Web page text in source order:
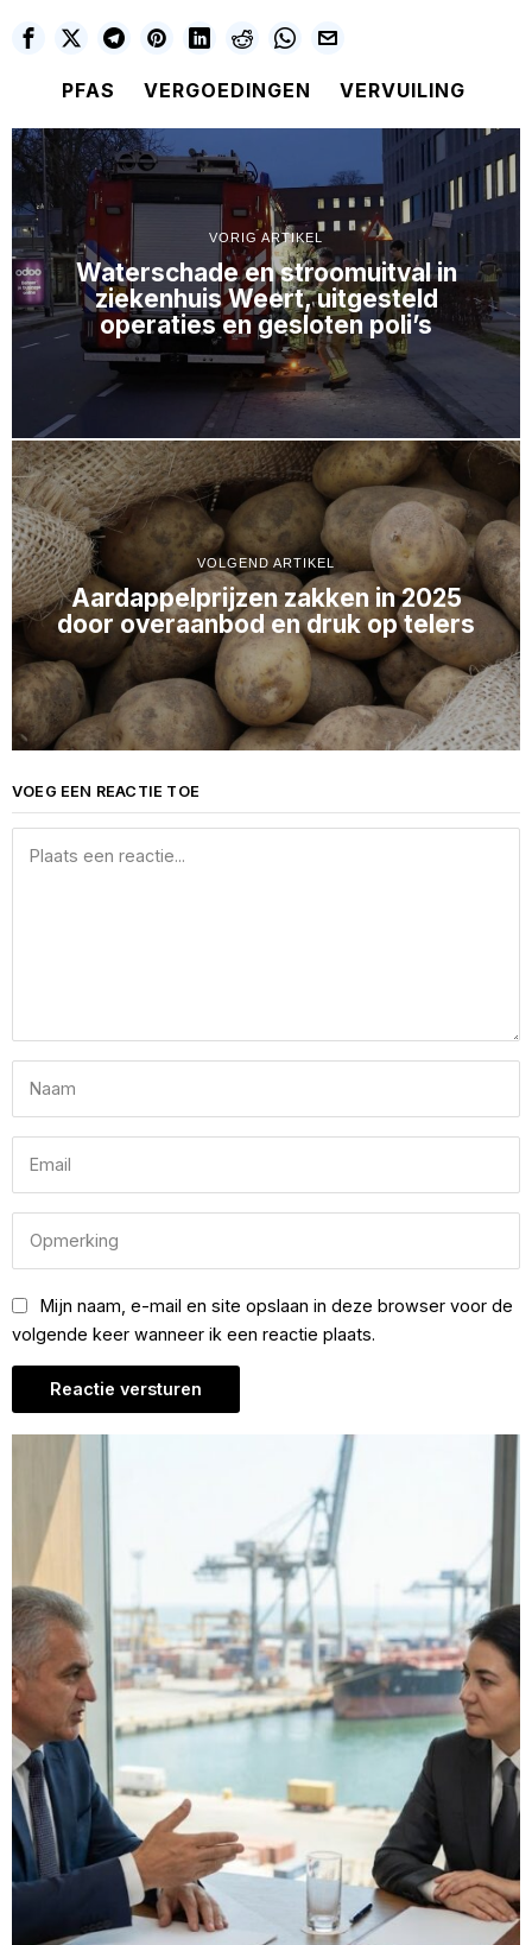
PFAS VERGOEDINGEN VERVUILING
VORIG ARTIKEL
Waterschade en stroomuitval in
ziekenhuis Weert, uitgesteld
operaties en gesloten poli’s
VOLGEND ARTIKEL
Aardappelprijzen zakken in 2025
door overaanbod en druk op telers
VOEG EEN REACTIE TOE
Mijn naam, e-mail en site opslaan in deze browser voor de
volgende keer wanneer ik een reactie plaats.